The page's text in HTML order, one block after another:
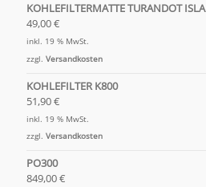
KOHLEFILTERMATTE TURANDOT ISLA
49,00€
inkl. 19 % MwSt.
zzgl. Versandkosten
KOHLEFILTER K800
51,90€
inkl. 19 % MwSt.
zzgl. Versandkosten
PO300
849,00€